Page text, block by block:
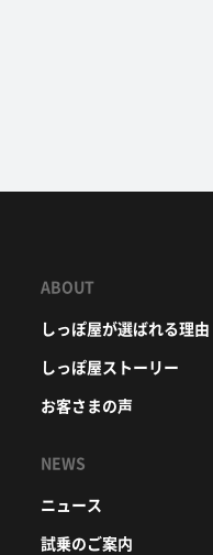
ABOUT
しっぽ屋が選ばれる理由
しっぽ屋ストーリー
お客さまの声
NEWS
ニュース
試乗のご案内